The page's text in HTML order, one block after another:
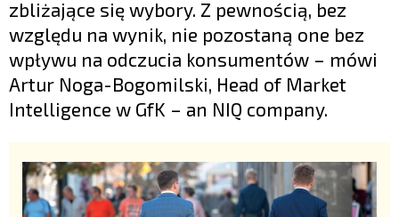
zbliżające się wybory. Z pewnością, bez
względu na wynik, nie pozostaną one bez
wpływu na odczucia konsumentów – mówi
Artur Noga-Bogomilski, Head of Market
Intelligence w GfK – an NIQ company.